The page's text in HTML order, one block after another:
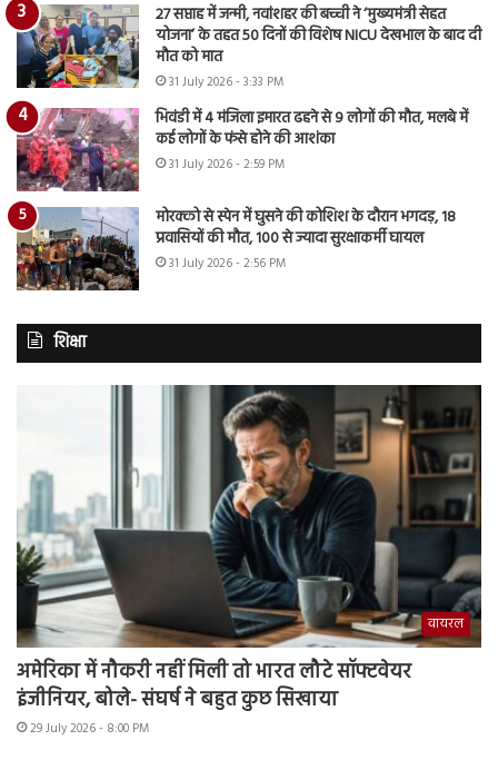
27 सप्ताह में जन्मी, नवांशहर की बच्ची ने ‘मुख्यमंत्री सेहत
योजना’ के तहत 50 दिनों की विशेष NICU देखभाल के बाद दी
मौत को मात
31 July 2026 - 3:33 PM
भिवंडी में 4 मंजिला इमारत ढहने से 9 लोगों की मौत, मलबे में
कई लोगों के फंसे होने की आशंका
31 July 2026 - 2:59 PM
मोरक्को से स्पेन में घुसने की कोशिश के दौरान भगदड़, 18
प्रवासियों की मौत, 100 से ज्यादा सुरक्षाकर्मी घायल
31 July 2026 - 2:56 PM
शिक्षा
वायरल
अमेरिका में नौकरी नहीं मिली तो भारत लौटे सॉफ्टवेयर
इंजीनियर, बोले- संघर्ष ने बहुत कुछ सिखाया
29 July 2026 - 8:00 PM